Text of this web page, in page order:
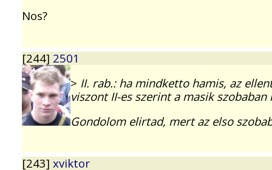
Nos?
[244] 2501
> II. rab.: ha mindketto hamis, az
viszont II-es szerint a masik
Gondolom elirtad, mert az elso
[243] xviktor